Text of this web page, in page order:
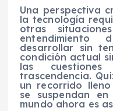
Una perspectiva
la tecnología
otras
desarrollar sin
condición actual
las
trascendencia.
un recorrido
se suspendan
mundo ahora es